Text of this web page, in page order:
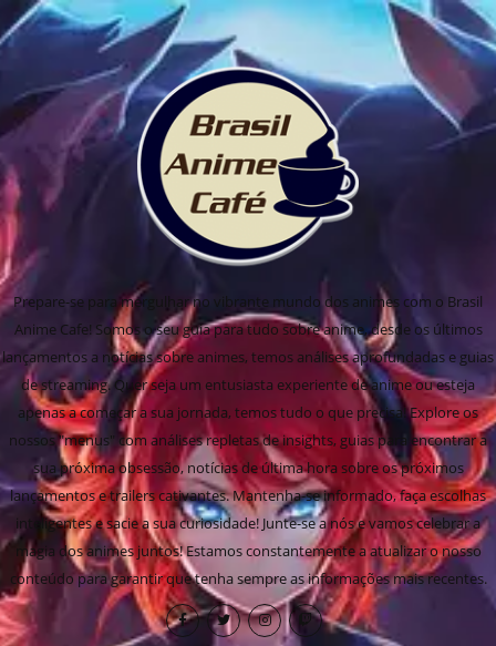
Prepare-se para mergulhar no vibrante mundo dos animes com o Brasil
Anime Cafe! Somos o seu guia para tudo sobre anime, desde os últimos
lançamentos a notícias sobre animes, temos análises aprofundadas e guias
de streaming. Quer seja um entusiasta experiente de anime ou esteja
apenas a começar a sua jornada, temos tudo o que precisa! Explore os
nossos "menus" com análises repletas de insights, guias para encontrar a
sua próxima obsessão, notícias de última hora sobre os próximos
lançamentos e trailers cativantes. Mantenha-se informado, faça escolhas
inteligentes e sacie a sua curiosidade! Junte-se a nós e vamos celebrar a
magia dos animes juntos! Estamos constantemente a atualizar o nosso
conteúdo para garantir que tenha sempre as informações mais recentes.